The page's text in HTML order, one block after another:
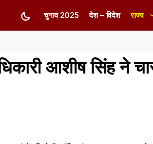
चुनाव 2025 देश – विदेश राज्य
आशीष सिंह ने